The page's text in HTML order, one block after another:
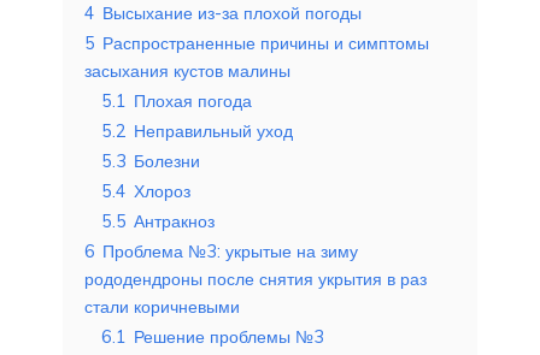
4 Высыхание из-за плохой погоды
5 Распространенные причины и симптомы
засыхания кустов малины
5.1 Плохая погода
5.2 Неправильный уход
5.3 Болезни
5.4 Хлороз
5.5 Антракноз
6 Проблема №3: укрытые на зиму
рододендроны после снятия укрытия в раз
стали коричневыми
6.1 Решение проблемы №3